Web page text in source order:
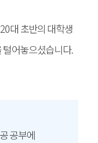
대 초반의 대학생
어놓으셨습니다.
공부에